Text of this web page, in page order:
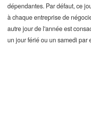
dépendantes. Par défaut, ce
à chaque entreprise de
autre jour de l'année est
un jour férié ou un samedi par